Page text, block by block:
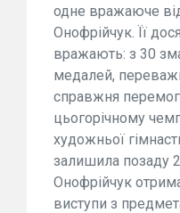
одне вражаюче
Онофрійчук. Її
вражають: з 30
медалей,
справжня
цьогорічному
художньої
залишила позаду
Онофрійчук
виступи з